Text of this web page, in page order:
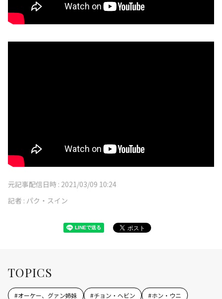
元記事配信日時 : 2021/03/09 10:24
記者 : パク・スイン
TOPICS
#オーケー、グァン姉妹 #チョン・ヘビン #ホン・ウニ